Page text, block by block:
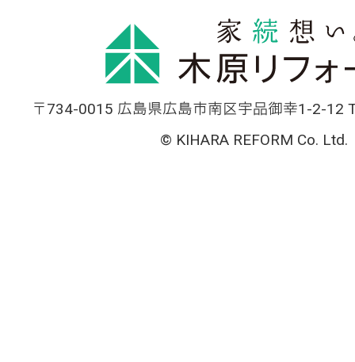
〒734-0015 広島県広島市南区宇品御幸1-2-12
© KIHARA REFORM Co. Ltd.